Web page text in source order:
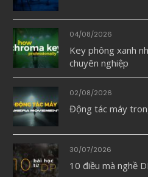
04/08/2026
Key phông xanh
chuyên nghiệp
02/08/2026
Động tác máy
30/07/2026
10 điều mà nghề